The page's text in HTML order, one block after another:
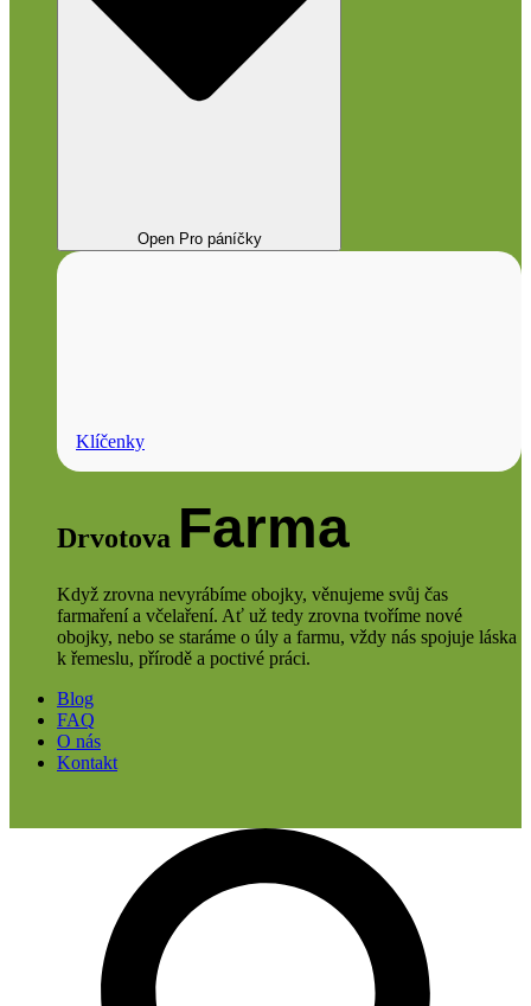
Open Pro páníčky
Klíčenky
Drvotova Farma
Když zrovna nevyrábíme obojky, věnujeme svůj čas
farmaření a včelaření. Ať už tedy zrovna tvoříme nové
obojky, nebo se staráme o úly a farmu, vždy nás spojuje láska
k řemeslu, přírodě a poctivé práci.
Blog
FAQ
O nás
Kontakt